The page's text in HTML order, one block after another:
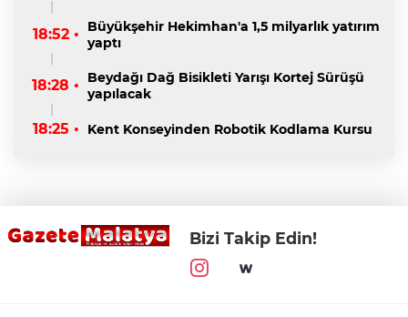
18:52 •
Büyükşehir Hekimhan'a 1,5 milyarlık yatırım
yaptı
18:28 •
Beydağı Dağ Bisikleti Yarışı Kortej Sürüşü
yapılacak
18:25 • Kent Konseyinden Robotik Kodlama Kursu
Bizi Takip Edin!